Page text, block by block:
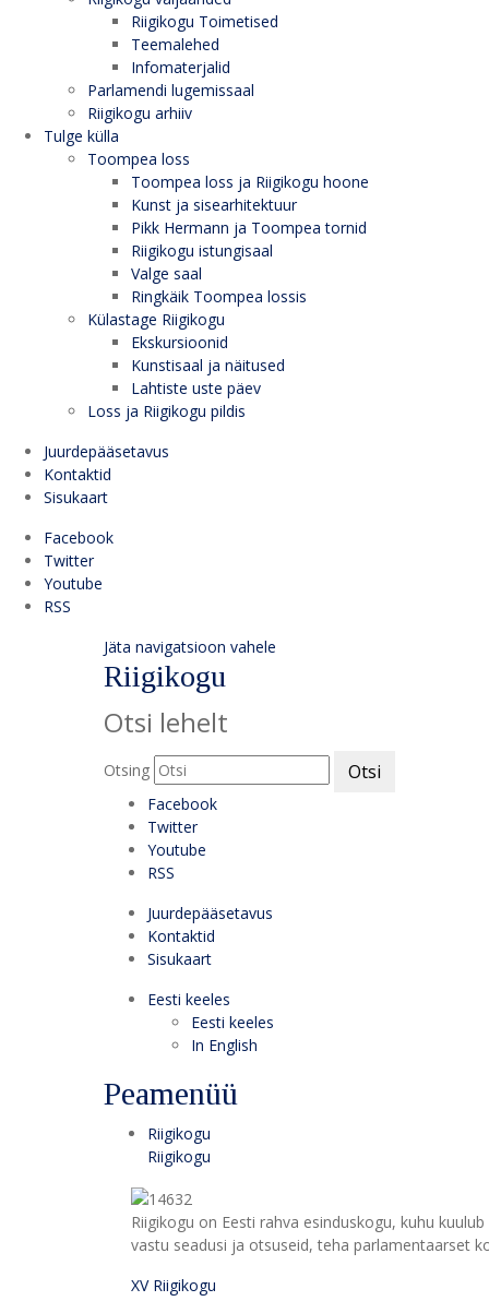
Riigikogu Toimetised
Teemalehed
Infomaterjalid
Parlamendi lugemissaal
Riigikogu arhiiv
Tulge külla
Toompea loss
Toompea loss ja Riigikogu hoone
Kunst ja sisearhitektuur
Pikk Hermann ja Toompea tornid
Riigikogu istungisaal
Valge saal
Ringkäik Toompea lossis
Külastage Riigikogu
Ekskursioonid
Kunstisaal ja näitused
Lahtiste uste päev
Loss ja Riigikogu pildis
Juurdepääsetavus
Kontaktid
Sisukaart
Facebook
Twitter
Youtube
RSS
Jäta navigatsioon vahele
Riigikogu
Otsi lehelt
Otsing Otsi
Facebook
Twitter
Youtube
RSS
Juurdepääsetavus
Kontaktid
Sisukaart
Eesti keeles
Eesti keeles
In English
Peamenüü
Riigikogu
Riigikogu
Riigikogu on Eesti rahva esinduskogu, kuhu
vastu seadusi ja otsuseid, teha parlamentaarset
XV Riigikogu